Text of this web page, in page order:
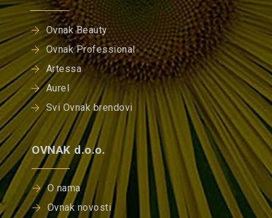
Ovnak Beauty
Ovnak Professional
Artessa
Aurel
Svi Ovnak brendovi
OVNAK d.o.o.
O nama
Ovnak novosti